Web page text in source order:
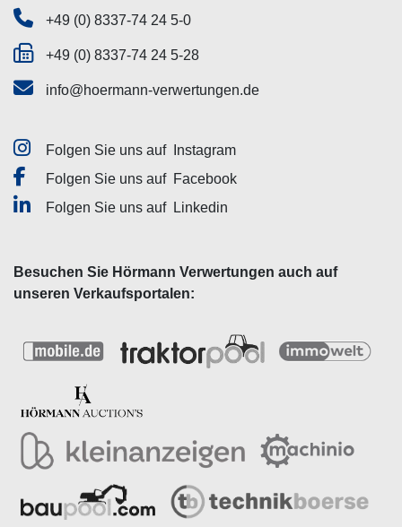
+49 (0) 8337-74 24 5-0
+49 (0) 8337-74 24 5-28
info@hoermann-verwertungen.de
Folgen Sie uns auf
Instagram
Folgen Sie uns auf Facebook
Folgen Sie uns auf
Linkedin
Besuchen Sie Hörmann Verwertungen auch auf
unseren Verkaufsportalen: